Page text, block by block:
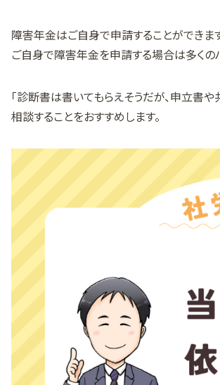
障害年金はご自身で申請することができま
ご自身で障害年金を申請する場合は多くの
「診断書は書いてもらえそうだが、申立書
相談することをおすすめします。